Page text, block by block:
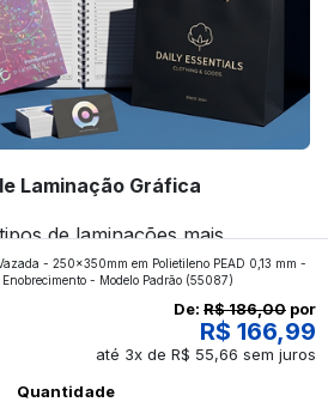
Laminação Gráfica
de laminações mais
da gráfica FuturaIM? Então,
vamos revelar para você!
- 250x350mm em Polietileno PEAD 0,13 mm -
- Modelo Padrão (55087)
De: R$ 186,00 por
R$ 166,99
até 3x de R$ 55,66 sem juros
Quantidade